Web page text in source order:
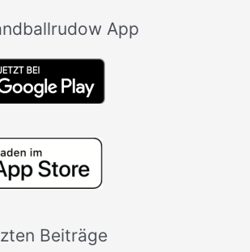
App
Beiträge